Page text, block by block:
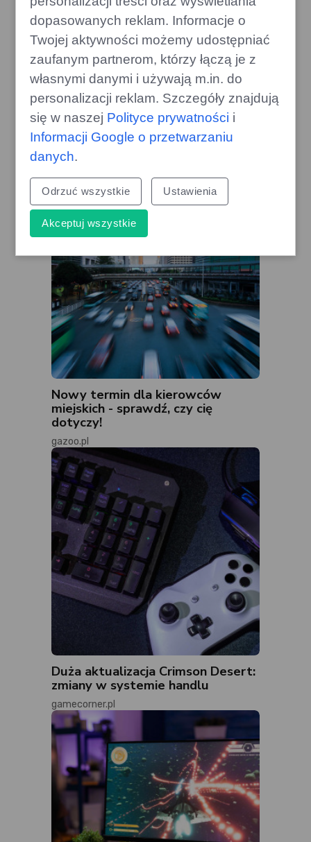
Nowe auta zagrożone
kosztownymi naprawami przez
drobne szkody
gazoo.pl
Nowy termin dla kierowców
miejskich - sprawdź, czy cię
dotyczy!
gazoo.pl
Duża aktualizacja Crimson Desert:
zmiany w systemie handlu
gamecorner.pl
dopasowanych reklam. Informacje o
Twojej aktywności możemy udostępniać
zaufanym partnerom, którzy łączą je z
własnymi danymi i używają m.in. do
personalizacji reklam. Szczegóły znajdują
się w naszej Polityce prywatności i
Informacji Google o przetwarzaniu
danych.
Odrzuć wszystkie Ustawienia
Akceptuj wszystkie